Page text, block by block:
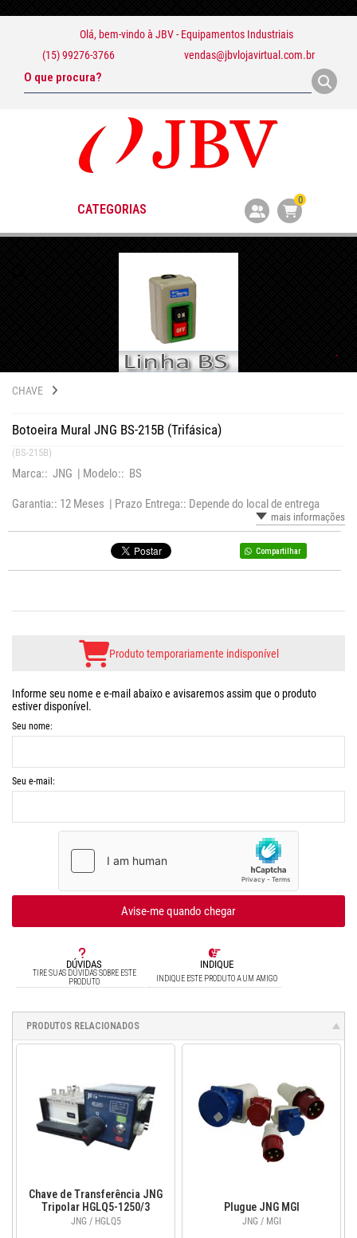
Olá, bem-vindo à JBV - Equipamentos Industriais
(15) 99276-3766
vendas@jbvlojavirtual.com.br
CATEGORIAS
0
CHAVE
Botoeira Mural JNG BS-215B (Trifásica)
(BS-215B)
Marca:: JNG | Modelo:: BS
Garantia:: 12 Meses | Prazo Entrega:: Depende do local de entrega
mais informações
Compartilhar
DÚVIDAS
TIRE SUAS DÚVIDAS SOBRE ESTE
PRODUTO
INDIQUE
INDIQUE ESTE PRODUTO A UM AMIGO
Produto temporariamente indisponível
Informe seu nome e e-mail abaixo e avisaremos assim que o produto
estiver disponível.
Seu nome:
Seu e-mail:
Avise-me quando chegar
PRODUTOS RELACIONADOS
Chave de Transferência JNG
Tripolar HGLQ5-1250/3
1250A
JNG / HGLQ5
Plugue JNG MGI
JNG / MGI